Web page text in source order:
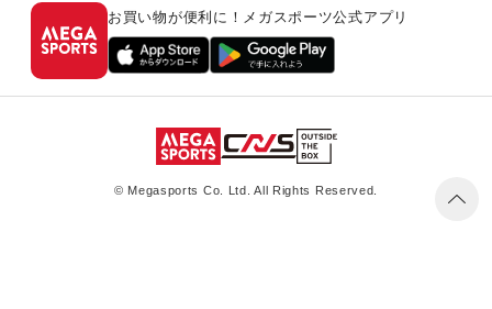
お買い物が便利に！メガスポーツ公式アプリ
© Megasports Co. Ltd. All Rights Reserved.